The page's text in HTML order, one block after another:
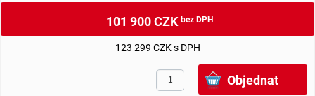
101 900 CZKbez DPH
123 299 CZK s DPH